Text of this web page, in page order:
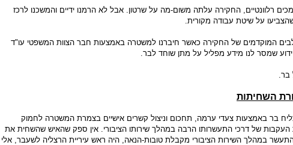
רלוונטיים, החקירה עלתה משום-מה על שרטון. אבל לא הרמנו ידיים והמשכנו לרכז
על שיטת עבודה מקורית.
המוקדמים של החקירה כאשר חיברנו למשטרה באמצעות חבר הצוות המשפטי עו"ד
שמסר לנו מידע מפליל על מתן שוחד לבר.
בר.
השחיתות
בר באמצעות צעדי ערמה, תחכום וניצול קשרים אישיים בצמרת המשטרה לחמוק
של דרכי התעשרותו הרבה במהלך שירותו הציבורי. אין ספק שהאיש שהשחית את
להתעשר במהלך השירות הציבורי מקבלת טובות-הנאה, היה ראש עיריית הרצליה לשעבר, אלי